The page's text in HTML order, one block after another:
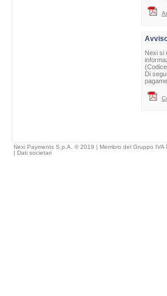
Nexi si
Di
Nexi Payments S.p.A. © 2019 | Membro del Gruppo IVA
| Dati societari